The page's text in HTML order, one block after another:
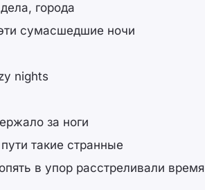
города
сумасшедшие ночи
nights
за ноги
такие странные
в упор расстреливали время